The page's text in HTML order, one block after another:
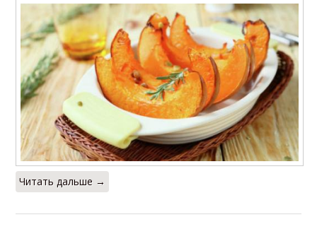
Читать дальше →